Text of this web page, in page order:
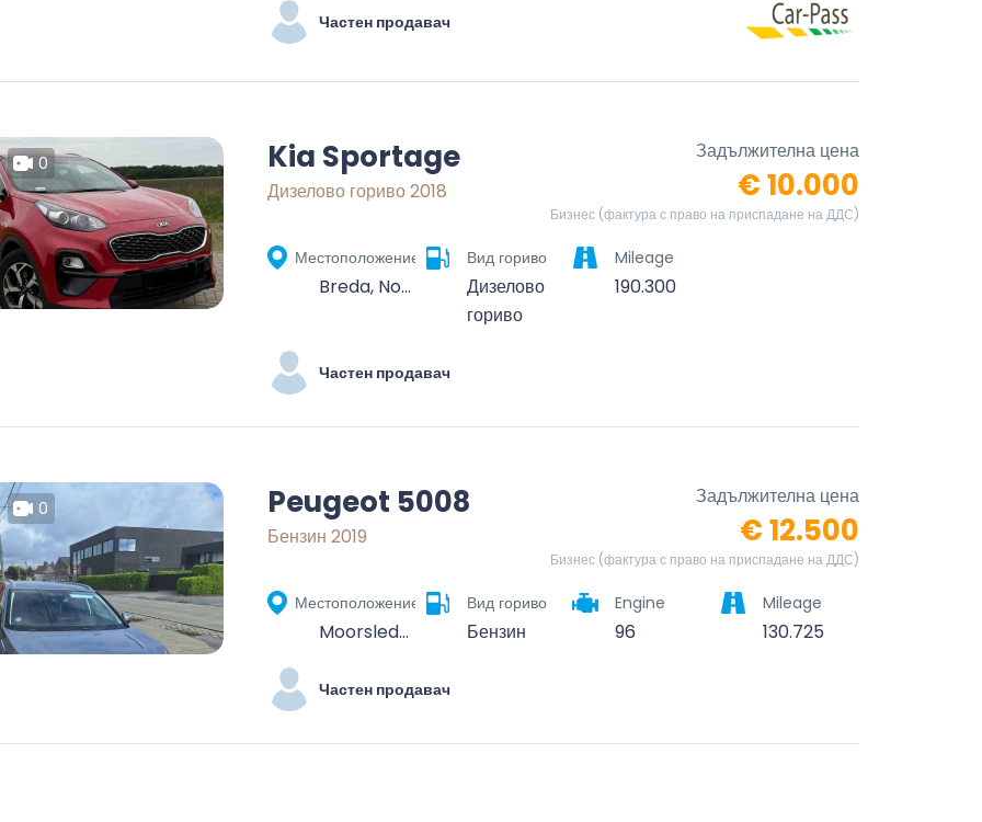
Частен продавач
0 Kia Sportage
Дизелово гориво 2018
Задължителна цена
€ 10.000
Бизнес (фактура с право на приспадане на ДДС)
Местоположение
Breda, North Brabant, Netherlands
Вид гориво
Дизелово
гориво
Mileage
190.300
Частен продавач
0 Peugeot 5008
Бензин 2019
Задължителна цена
€ 12.500
Бизнес (фактура с право на приспадане на ДДС)
Местоположение
Moorslede, Roeselare, West Flanders, Flanders, 8890, Belgium
Вид гориво
Бензин
Engine
96
Mileage
130.725
Частен продавач